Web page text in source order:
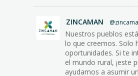
ZINCAMAN
Nuestros pueblos
lo que creemos. Solo
oportunidades. Si te
el mundo rural, ¡este
ayudamos a asumir